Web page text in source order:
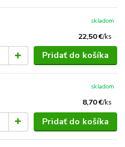
22,50 €/ks
skladom
Pridať do košíka
8,70 €/ks
skladom
Pridať do košíka